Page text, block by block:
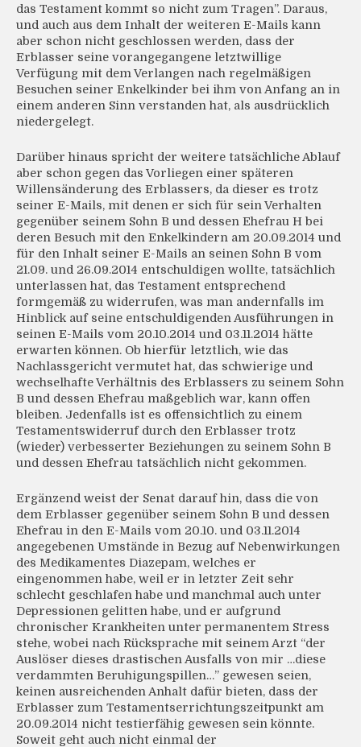
das Testament kommt so nicht zum Tragen”. Daraus,
und auch aus dem Inhalt der weiteren E-Mails kann
aber schon nicht geschlossen werden, dass der
Erblasser seine vorangegangene letztwillige
Verfügung mit dem Verlangen nach regelmäßigen
Besuchen seiner Enkelkinder bei ihm von Anfang an in
einem anderen Sinn verstanden hat, als ausdrücklich
niedergelegt.
Darüber hinaus spricht der weitere tatsächliche Ablauf
aber schon gegen das Vorliegen einer späteren
Willensänderung des Erblassers, da dieser es trotz
seiner E-Mails, mit denen er sich für sein Verhalten
gegenüber seinem Sohn B und dessen Ehefrau H bei
deren Besuch mit den Enkelkindern am 20.09.2014 und
für den Inhalt seiner E-Mails an seinen Sohn B vom
21.09. und 26.09.2014 entschuldigen wollte, tatsächlich
unterlassen hat, das Testament entsprechend
formgemäß zu widerrufen, was man andernfalls im
Hinblick auf seine entschuldigenden Ausführungen in
seinen E-Mails vom 20.10.2014 und 03.11.2014 hätte
erwarten können. Ob hierfür letztlich, wie das
Nachlassgericht vermutet hat, das schwierige und
wechselhafte Verhältnis des Erblassers zu seinem Sohn
B und dessen Ehefrau maßgeblich war, kann offen
bleiben. Jedenfalls ist es offensichtlich zu einem
Testamentswiderruf durch den Erblasser trotz
(wieder) verbesserter Beziehungen zu seinem Sohn B
und dessen Ehefrau tatsächlich nicht gekommen.
Ergänzend weist der Senat darauf hin, dass die von
dem Erblasser gegenüber seinem Sohn B und dessen
Ehefrau in den E-Mails vom 20.10. und 03.11.2014
angegebenen Umstände in Bezug auf Nebenwirkungen
des Medikamentes Diazepam, welches er
eingenommen habe, weil er in letzter Zeit sehr
schlecht geschlafen habe und manchmal auch unter
Depressionen gelitten habe, und er aufgrund
chronischer Krankheiten unter permanentem Stress
stehe, wobei nach Rücksprache mit seinem Arzt “der
Auslöser dieses drastischen Ausfalls von mir …diese
verdammten Beruhigungspillen…” gewesen seien,
keinen ausreichenden Anhalt dafür bieten, dass der
Erblasser zum Testamentserrichtungszeitpunkt am
20.09.2014 nicht testierfähig gewesen sein könnte.
Soweit geht auch nicht einmal der